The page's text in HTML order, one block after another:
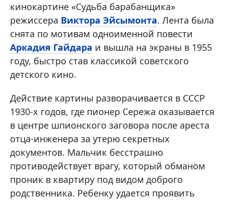
кинокартине «Судьба барабанщика»
режиссера Виктора Эйсымонта. Лента была
снята по мотивам одноименной повести
Аркадия Гайдара и вышла на экраны в 1955
году, быстро став классикой советского
детского кино.
Действие картины разворачивается в СССР
1930-х годов, где пионер Сережа оказывается
в центре шпионского заговора после ареста
отца-инженера за утерю секретных
документов. Мальчик бесстрашно
противодействует врагу, который обманом
проник в квартиру под видом доброго
родственника. Ребенку удается проявить